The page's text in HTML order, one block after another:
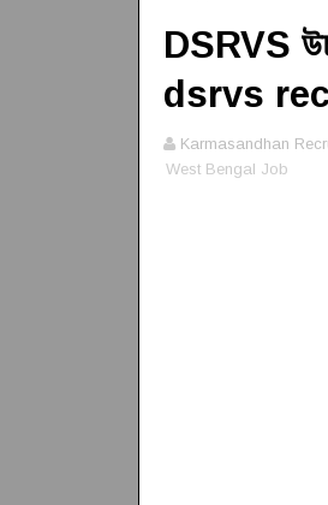
DSRVS উচ্চ
dsrvs
Karmasandhan
West Bengal Job